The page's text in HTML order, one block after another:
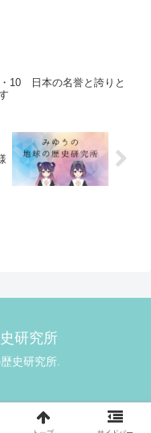
10 日本の名誉と誇りと
研究所
史研究所.